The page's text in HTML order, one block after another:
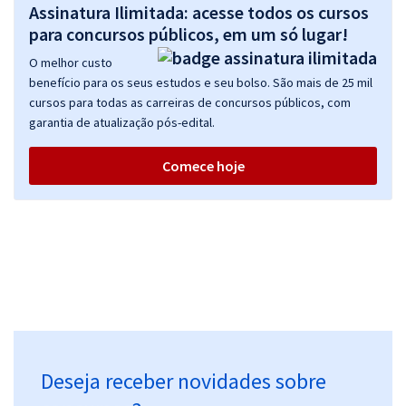
Comprar
DPE MT - Defensoria Pública de Mato Grosso - Conhecimentos
Específicos para Analista - Economista
ou 12x de R$25,99
Economize R$ 77,98 (-20%)
Assinatura Ilimitada: acesse todos os cursos
para concursos públicos, em um só lugar!
O melhor custo
benefício para os seus estudos e seu bolso. São mais de 25 mil
cursos para todas as carreiras de concursos públicos, com
garantia de atualização pós-edital.
Comece hoje
Deseja receber novidades sobre